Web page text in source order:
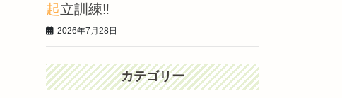
起立訓練‼️
2026年7月28日
カテゴリー